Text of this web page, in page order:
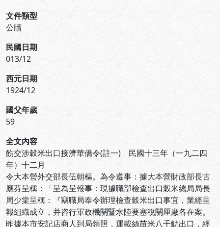
文件類型
公牘
民國日期
013/12
西元日期
1924/12
國父年歲
59
全文內容
飭交涉穀米出口接濟華僑令(註一) 民國十三年（一九二四
年）十二月
令大本營外交部長伍朝樞。為令遵事：據大本營財政部長古
應芬呈稱：「呈為呈報事：現據職部檢查出口穀米總局局長
周少棠呈稱：『竊職局奉令辦理檢查穀米出口事宜，業經呈
報組織成立，并咨行軍政機關暨水陸要塞稅關厘廠各在案。
昨據本市安記店商人到局領照，運載絲苗米八千觔出口，經